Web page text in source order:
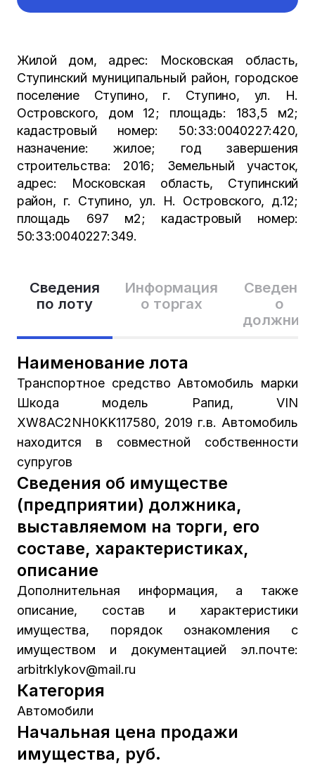
Сведения
по лоту
Информация
о торгах
Сведения
о
Наименование лота
Транспортное средство Автомобиль марки
Шкода модель Рапид, VIN
XW8AC2NH0KK117580, 2019 г.в. Автомобиль
находится в совместной собственности
супругов
Сведения об имуществе
(предприятии) должника,
выставляемом на торги, его
составе, характеристиках,
описание
Дополнительная информация, а также
описание, состав и характеристики
имущества, порядок ознакомления с
имуществом и документацией эл.почте:
arbitrklykov@mail.ru
Категория
Автомобили
Начальная цена продажи
имущества, руб.
Жилой дом, адрес: Московская область,
Ступинский муниципальный район, городское
поселение Ступино, г. Ступино, ул. Н.
Островского, дом 12; площадь: 183,5 м2;
кадастровый номер: 50:33:0040227:420,
назначение: жилое; год завершения
строительства: 2016; Земельный участок,
адрес: Московская область, Ступинский
район, г. Ступино, ул. Н. Островского, д.12;
площадь 697 м2; кадастровый номер:
50:33:0040227:349.